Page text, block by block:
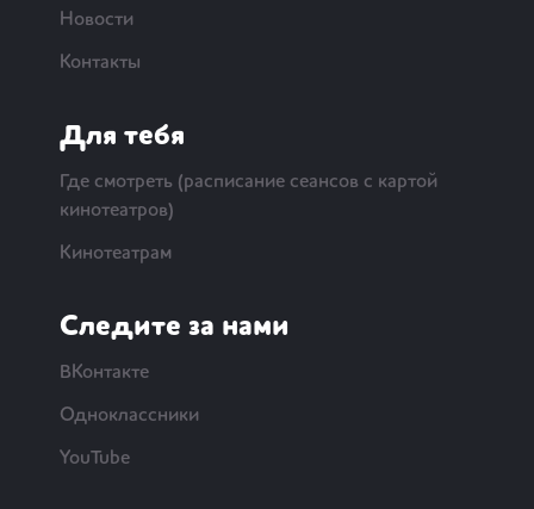
Новости
Контакты
Для тебя
Где смотреть (расписание сеансов с картой
кинотеатров)
Кинотеатрам
Следите за нами
ВКонтакте
Одноклассники
YouTube